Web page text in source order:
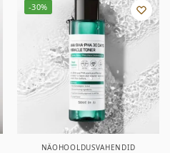
-30%
NÄOHOOLDUSVAHENDID